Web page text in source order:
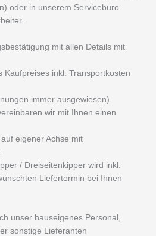
oder in unserem Servicebüro
mit allen Details mit
Kaufpreises inkl. Transportkosten
immer ausgewiesen)
wir mit Ihnen einen
eigener Achse mit
/ Dreiseitenkipper wird inkl.
Liefertermin bei Ihnen
unser hauseigenes Personal,
sonstige Lieferanten